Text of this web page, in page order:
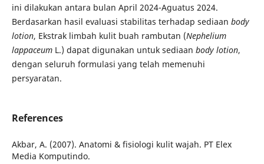
ini dilakukan antara bulan April 2024-Aguatus 2024.
Berdasarkan hasil evaluasi stabilitas terhadap sediaan body
lotion, Ekstrak limbah kulit buah rambutan (Nephelium
lappaceum L.) dapat digunakan untuk sediaan body lotion,
dengan seluruh formulasi yang telah memenuhi
persyaratan.
References
Akbar, A. (2007). Anatomi & fisiologi kulit wajah. PT Elex
Media Komputindo.